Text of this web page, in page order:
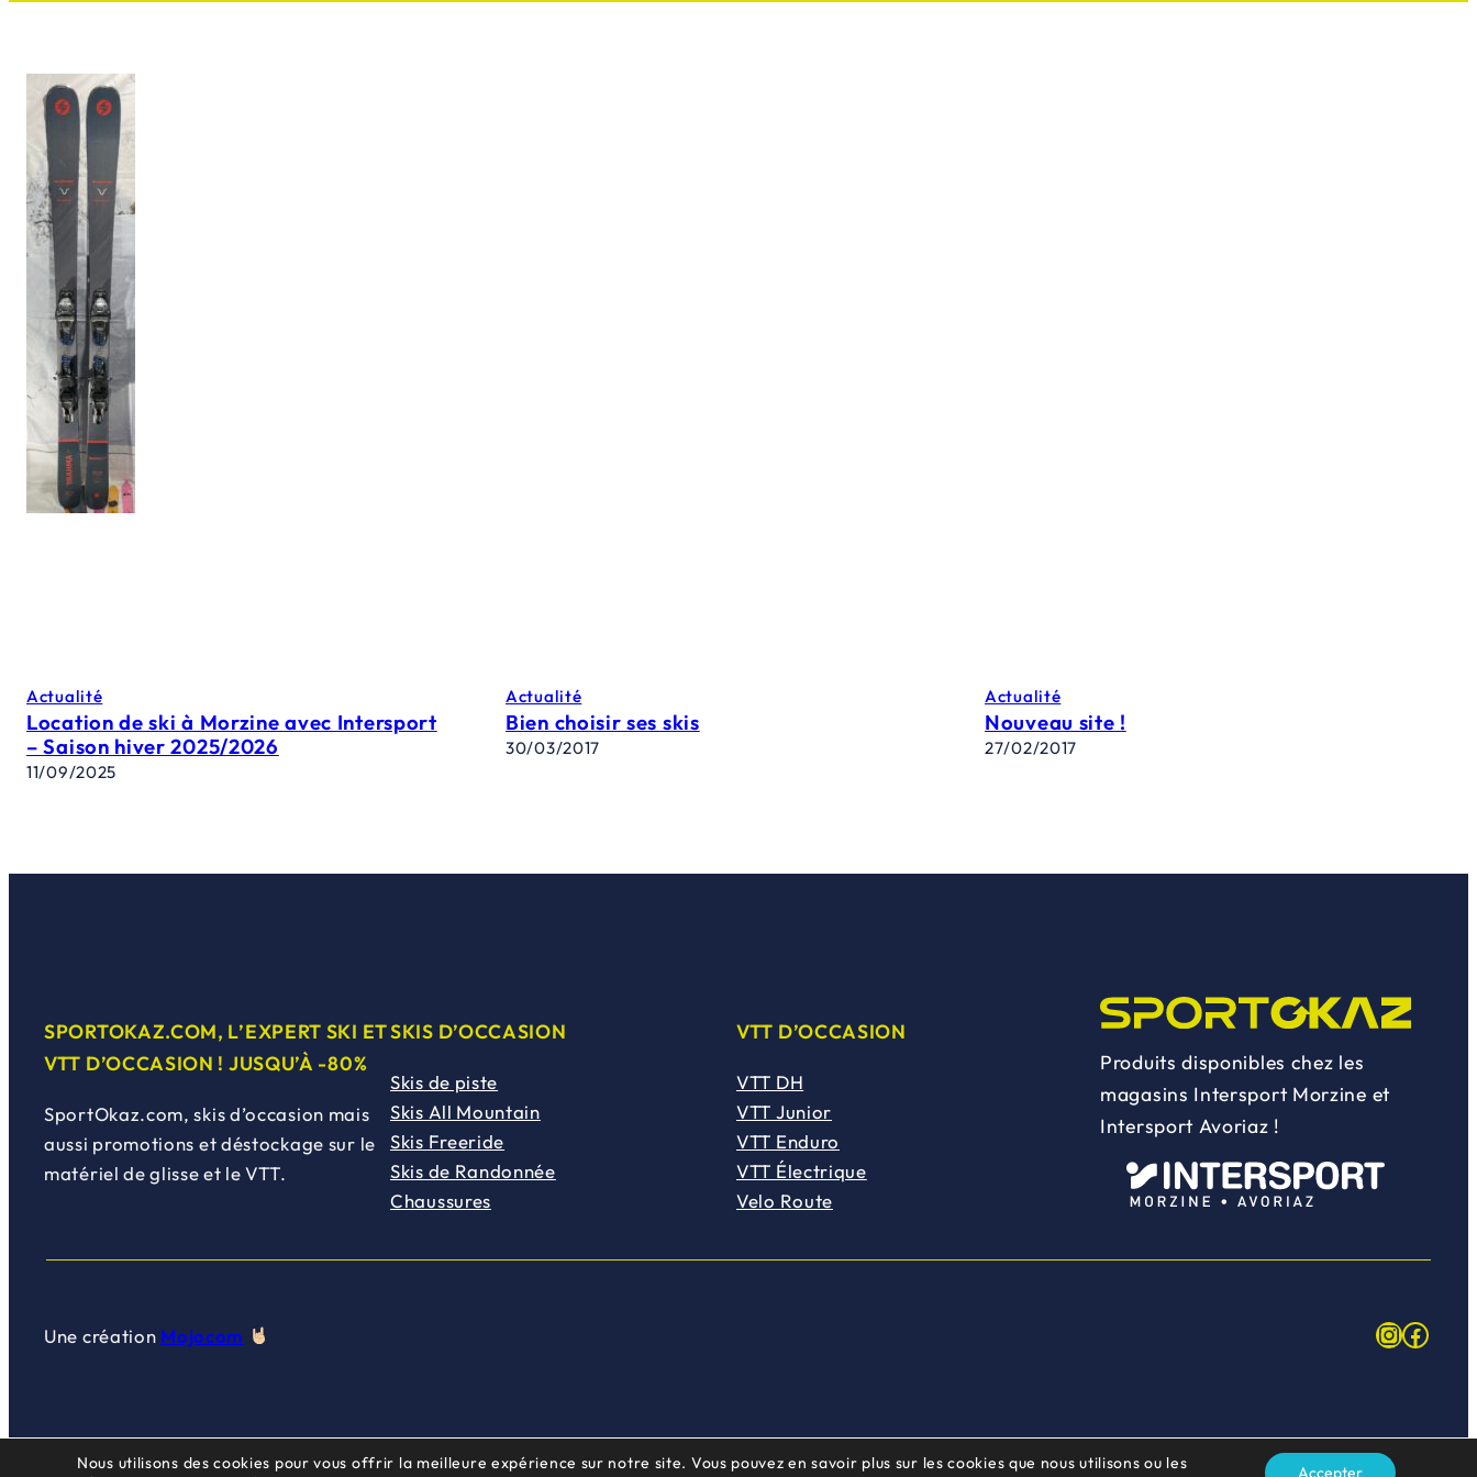
Actualité
Location de ski à Morzine avec Intersport
– Saison hiver 2025/2026
11/09/2025
Actualité
Bien choisir ses skis
30/03/2017
Actualité
Nouveau site !
27/02/2017
SPORTOKAZ.COM, L’EXPERT SKI ET
VTT D’OCCASION ! JUSQU’À -80%
SportOkaz.com, skis d’occasion mais
aussi promotions et déstockage sur le
matériel de glisse et le VTT.
SKIS D’OCCASION
Skis de piste
Skis All Mountain
Skis Freeride
Skis de Randonnée
Chaussures
VTT D’OCCASION
VTT DH
VTT Junior
VTT Enduro
VTT Électrique
Velo Route
Produits disponibles chez les
magasins Intersport Morzine et
Intersport Avoriaz !
Une création Mojocom
Nous utilisons des cookies pour vous offrir la meilleure expérience sur notre site. Vous pouvez en savoir plus sur les cookies que nous utilisons ou les
Accepter